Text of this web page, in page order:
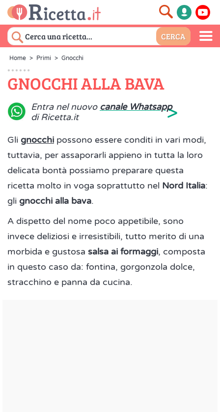
Home > Primi > Gnocchi
GNOCCHI ALLA BAVA
Entra nel nuovo canale Whatsapp
di Ricetta.it
>
Gli gnocchi possono essere conditi in vari modi,
tuttavia, per assaporarli appieno in tutta la loro
delicata bontà possiamo preparare questa
ricetta molto in voga soprattutto nel Nord Italia:
gli gnocchi alla bava.
A dispetto del nome poco appetibile, sono
invece deliziosi e irresistibili, tutto merito di una
morbida e gustosa salsa ai formaggi, composta
in questo caso da: fontina, gorgonzola dolce,
stracchino e panna da cucina.